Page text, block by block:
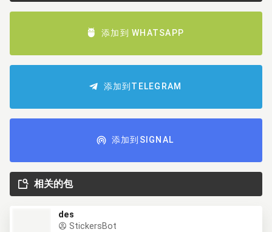
添加到 WHATSAPP
添加到TELEGRAM
添加到SIGNAL
相关的包
des
StickersBot